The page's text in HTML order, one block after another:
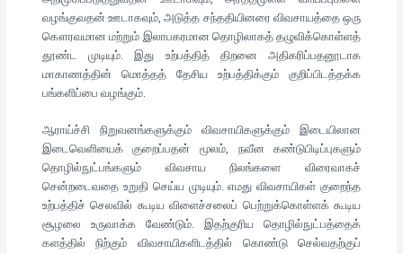
வழங்குவதன் ஊடாகவும், அடுத்த சந்ததியினரை விவசாயத்தை ஒரு
கௌரவமான மற்றும் இலாபகரமான தொழிலாகத் தழுவிக்கொள்ளத்
தூண்ட முடியும். இது உற்பத்தித் திறனை அதிகரிப்பதனூடாக
மாகாணத்தின் மொத்தத் தேசிய உற்பத்திக்கும் குறிப்பிடத்தக்க
பங்களிப்பை வழங்கும்.
ஆராய்ச்சி நிறுவனங்களுக்கும் விவசாயிகளுக்கும் இடையிலான
இடைவெளியைக் குறைப்பதன் மூலம், நவீன கண்டுபிடிப்புகளும்
தொழில்நுட்பங்களும் விவசாய நிலங்களை விரைவாகச்
சென்றடைவதை உறுதி செய்ய முடியும். எமது விவசாயிகள் குறைந்த
உற்பத்திச் செலவில் கூடிய விளைச்சலைப் பெற்றுக்கொள்ளக் கூடிய
சூழலை உருவாக்க வேண்டும். இதற்குரிய தொழில்நுட்பத்தைக்
களத்தில் நிற்கும் விவசாயிகளிடத்தில் கொண்டு செல்வதற்குப்